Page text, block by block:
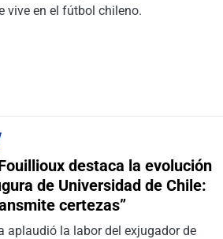
vive en el fútbol chileno.
destaca la evolución
de Universidad de Chile:
certezas”
aplaudió la labor del exjugador de